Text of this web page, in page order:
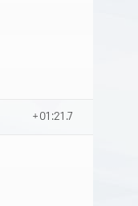
+01:21.7